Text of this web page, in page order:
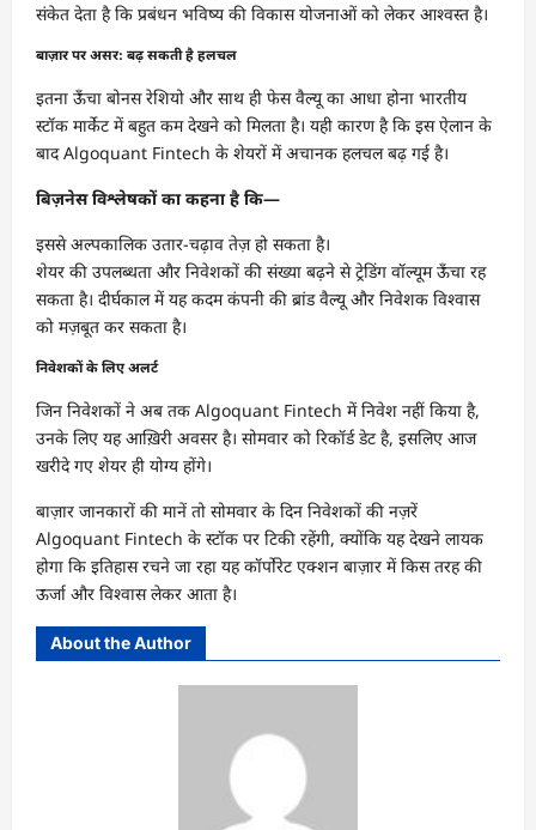
संकेत देता है कि प्रबंधन भविष्य की विकास योजनाओं को लेकर आश्वस्त है।
बाज़ार पर असर: बढ़ सकती है हलचल
इतना ऊँचा बोनस रेशियो और साथ ही फेस वैल्यू का आधा होना भारतीय
स्टॉक मार्केट में बहुत कम देखने को मिलता है। यही कारण है कि इस ऐलान के
बाद Algoquant Fintech के शेयरों में अचानक हलचल बढ़ गई है।
बिज़नेस विश्लेषकों का कहना है कि—
इससे अल्पकालिक उतार-चढ़ाव तेज़ हो सकता है।
शेयर की उपलब्धता और निवेशकों की संख्या बढ़ने से ट्रेडिंग वॉल्यूम ऊँचा रह
सकता है। दीर्घकाल में यह कदम कंपनी की ब्रांड वैल्यू और निवेशक विश्वास
को मज़बूत कर सकता है।
निवेशकों के लिए अलर्ट
जिन निवेशकों ने अब तक Algoquant Fintech में निवेश नहीं किया है,
उनके लिए यह आख़िरी अवसर है। सोमवार को रिकॉर्ड डेट है, इसलिए आज
खरीदे गए शेयर ही योग्य होंगे।
बाज़ार जानकारों की मानें तो सोमवार के दिन निवेशकों की नज़रें
Algoquant Fintech के स्टॉक पर टिकी रहेंगी, क्योंकि यह देखने लायक
होगा कि इतिहास रचने जा रहा यह कॉर्पोरेट एक्शन बाज़ार में किस तरह की
ऊर्जा और विश्वास लेकर आता है।
About the Author